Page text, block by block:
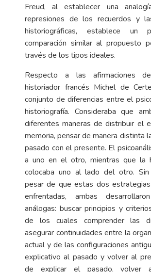
Freud, al establecer una
represiones de los recuerdos y
historiográficas, establece un
comparación similar al propuesto
través de los tipos ideales.
Respecto a las afirmaciones
historiador francés Michel de
conjunto de diferencias entre el
historiografía. Consideraba que
diferentes maneras de distribuir el
memoria, pensar de manera distinta
pasado con el presente. El
a uno en el otro, mientras que la
colocaba uno al lado del otro. Sin
pesar de que estas dos
enfrentadas, ambas
análogas: buscar principios y
de los cuales comprender las
asegurar continuidades entre la
actual y de las configuraciones
explicativo al pasado y volver al
de explicar el pasado, volver